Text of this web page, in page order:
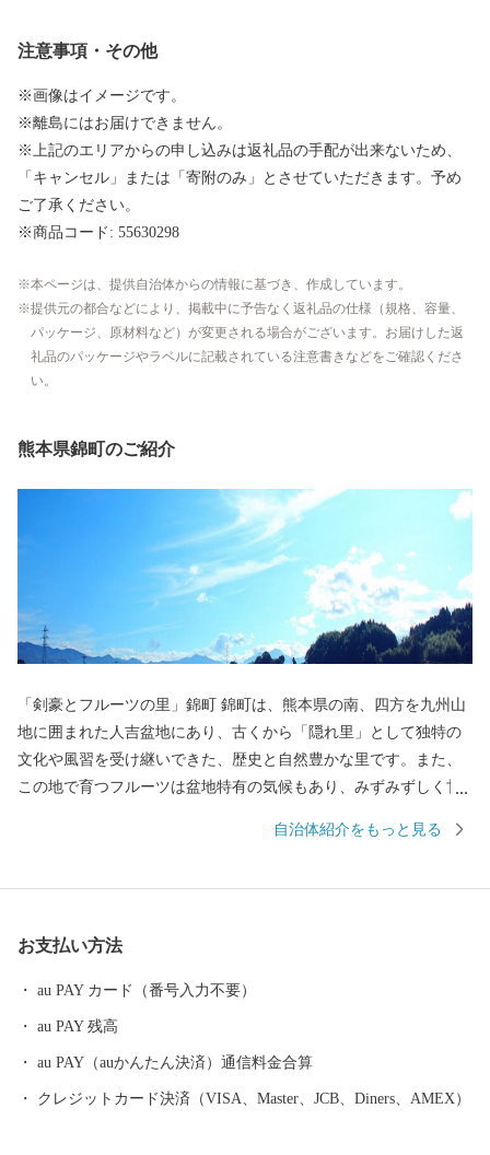
注意事項・その他
※画像はイメージです。
※離島にはお届けできません。
※上記のエリアからの申し込みは返礼品の手配が出来ないため、
「キャンセル」または「寄附のみ」とさせていただきます。予め
ご了承ください。
※商品コード: 55630298
本ページは、提供自治体からの情報に基づき、作成しています。
提供元の都合などにより、掲載中に予告なく返礼品の仕様（規格、容量、
パッケージ、原材料など）が変更される場合がございます。お届けした返
礼品のパッケージやラベルに記載されている注意書きなどをご確認くださ
い。
熊本県錦町のご紹介
「剣豪とフルーツの里」錦町 錦町は、熊本県の南、四方を九州山
地に囲まれた人吉盆地にあり、古くから「隠れ里」として独特の
文化や風習を受け継いできた、歴史と自然豊かな里です。また、
この地で育つフルーツは盆地特有の気候もあり、みずみずしく甘
食、そして「球磨焼酎」と、楽しみが多い豊かな町です。ぜひ一
自治体紹介をもっと見る
お支払い方法
au PAY カード（番号入力不要）
au PAY 残高
au PAY（auかんたん決済）通信料金合算
クレジットカード決済（VISA、Master、JCB、Diners、AMEX）